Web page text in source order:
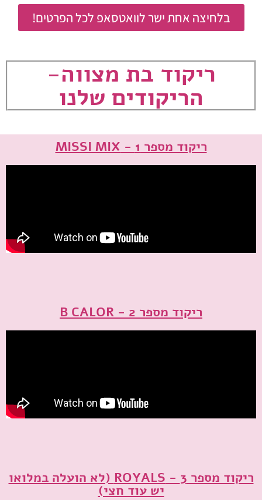
בלחיצה אחת ישר לוואטסאפ לכל הפרטים!
ריקוד בת מצווה-
הריקודים שלנו
ריקוד מספר 1 - MISSI MIX
ריקוד מספר 2 - B CALOR
ריקוד מספר 3 - ROYALS (לא הועלה במלואו
יש עוד חצי)